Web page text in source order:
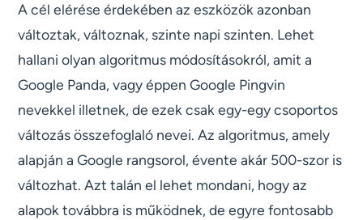
A cél elérése érdekében az eszközök azonban
változtak, változnak, szinte napi szinten. Lehet
hallani olyan algoritmus módosításokról, amit a
Google Panda, vagy éppen Google Pingvin
nevekkel illetnek, de ezek csak egy-egy csoportos
változás összefoglaló nevei. Az algoritmus, amely
alapján a Google rangsorol, évente akár 500-szor is
változhat. Azt talán el lehet mondani, hogy az
alapok továbbra is működnek, de egyre fontosabb